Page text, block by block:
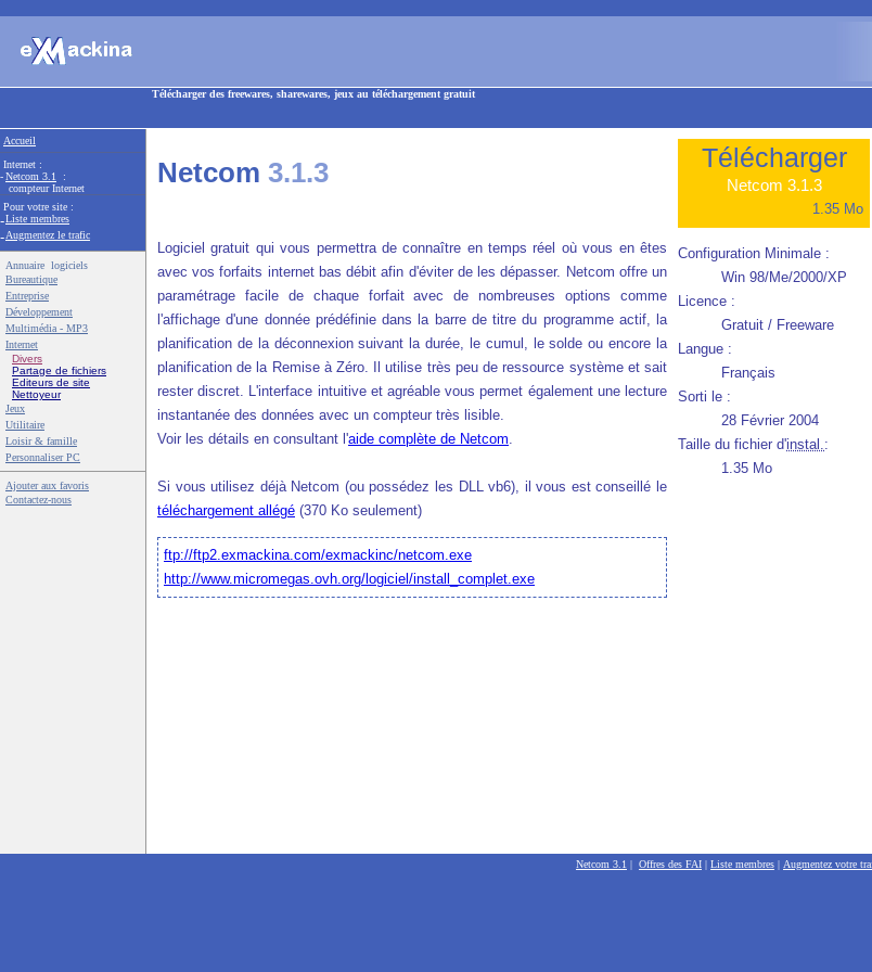
Télécharger des freewares, sharewares, jeux au téléchargement gratuit
Accueil
Internet :
-Netcom 3.1
:
compteur Internet
Pour votre site :
-Liste membres
-Augmentez le trafic
Annuaire logiciels
Bureautique
Entreprise
Développement
Multimédia - MP3
Internet
Divers
Partage de fichiers
Editeurs de site
Nettoyeur
Jeux
Utilitaire
Loisir & famille
Personnaliser PC
Ajouter aux favoris
Contactez-nous
Netcom 3.1.3
Logiciel gratuit qui vous permettra de connaître en temps réel où vous en êtes
avec vos forfaits internet bas débit afin d'éviter de les dépasser. Netcom offre un
paramétrage facile de chaque forfait avec de nombreuses options comme
l'affichage d'une donnée prédéfinie dans la barre de titre du programme actif, la
planification de la déconnexion suivant la durée, le cumul, le solde ou encore la
planification de la Remise à Zéro. Il utilise très peu de ressource système et sait
rester discret. L'interface intuitive et agréable vous permet également une lecture
instantanée des données avec un compteur très lisible.
Voir les détails en consultant l'aide complète de Netcom
Si vous utilisez déjà Netcom (ou possédez les DLL vb6), il vous est conseillé le
téléchargement allégé (370 Ko seulement)
ftp://ftp2.exmackina.com/exmackinc/netcom.exe
http://www.micromegas.ovh.org/logiciel/install_complet.exe
Télécharger
Netcom 3.1.3
1.35 Mo
Configuration Minimale :
Win 98/Me/2000/XP
Licence :
Gratuit / Freeware
Langue :
Français
Sorti le :
28 Février 2004
Taille du fichier d'instal.:
1.35 Mo
Netcom 3.1 | Offres des FAI | Liste membres | Augmentez votre